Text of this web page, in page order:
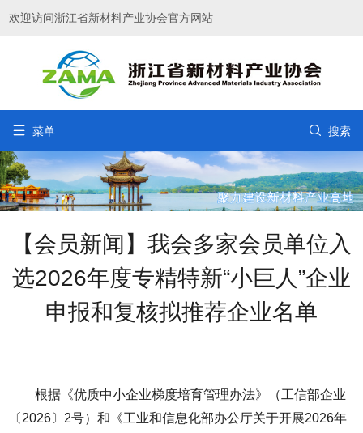
欢迎访问浙江省新材料产业协会官方网站
 菜单  搜索
【会员新闻】我会多家会员单位入
选2026年度专精特新“小巨人”企业
申报和复核拟推荐企业名单
根据《优质中小企业梯度培育管理办法》（工信部企业
〔2026〕2号）和《工业和信息化部办公厅关于开展2026年